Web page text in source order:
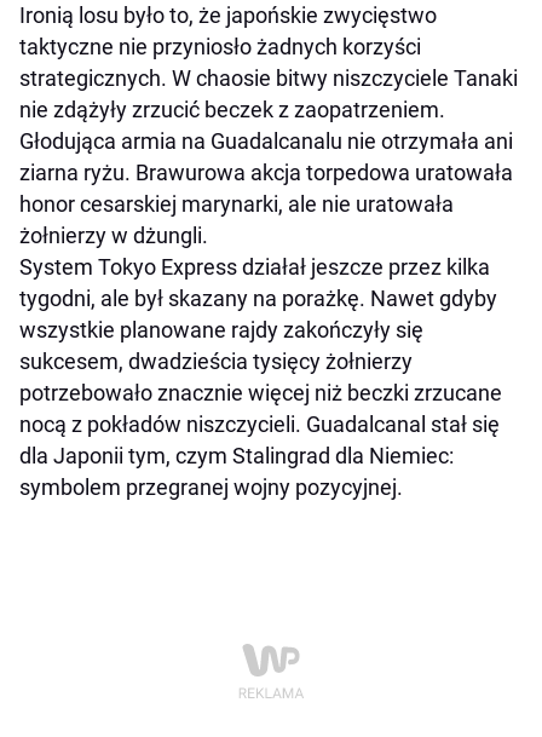
Ironią losu było to, że japońskie zwycięstwo
taktyczne nie przyniosło żadnych korzyści
strategicznych. W chaosie bitwy niszczyciele Tanaki
nie zdążyły zrzucić beczek z zaopatrzeniem.
Głodująca armia na Guadalcanalu nie otrzymała ani
ziarna ryżu. Brawurowa akcja torpedowa uratowała
honor cesarskiej marynarki, ale nie uratowała
żołnierzy w dżungli.
System Tokyo Express działał jeszcze przez kilka
tygodni, ale był skazany na porażkę. Nawet gdyby
wszystkie planowane rajdy zakończyły się
sukcesem, dwadzieścia tysięcy żołnierzy
potrzebowało znacznie więcej niż beczki zrzucane
nocą z pokładów niszczycieli. Guadalcanal stał się
dla Japonii tym, czym Stalingrad dla Niemiec:
symbolem przegranej wojny pozycyjnej.